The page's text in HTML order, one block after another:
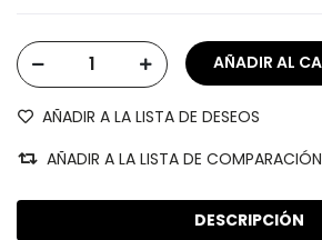
AÑADIR A LA LISTA DE DESEOS
AÑADIR A LA LISTA DE COMPARACIÓN
DESCRIPCIÓN